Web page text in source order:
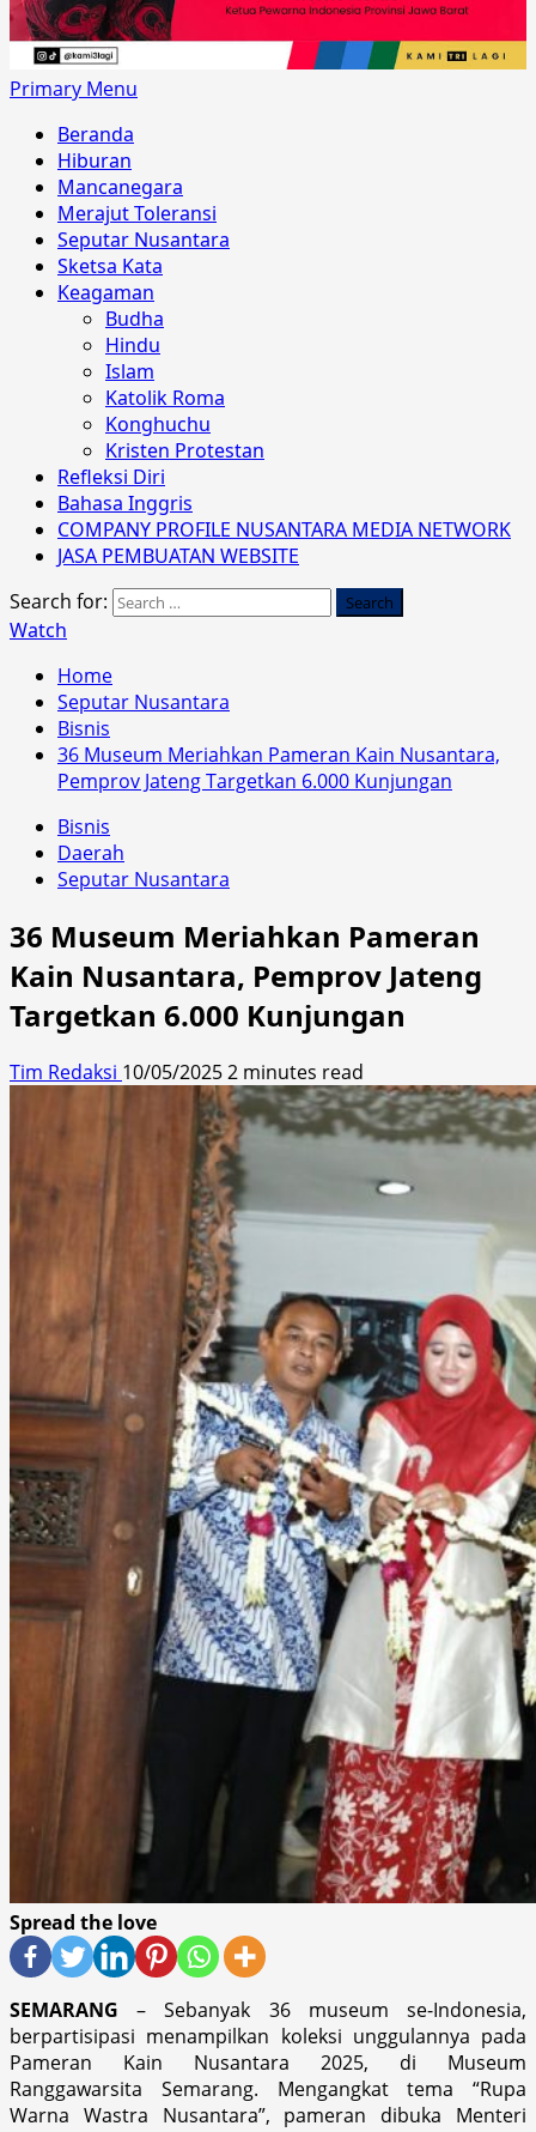
Primary Menu
Beranda
Hiburan
Mancanegara
Merajut Toleransi
Seputar Nusantara
Sketsa Kata
Keagaman
Budha
Hindu
Islam
Katolik Roma
Konghuchu
Kristen Protestan
Refleksi Diri
Bahasa Inggris
COMPANY PROFILE NUSANTARA MEDIA NETWORK
JASA PEMBUATAN WEBSITE
Search for:
Watch
Home
Seputar Nusantara
Bisnis
36 Museum Meriahkan Pameran Kain Nusantara,
Pemprov Jateng Targetkan 6.000 Kunjungan
Bisnis
Daerah
Seputar Nusantara
36 Museum Meriahkan Pameran
Kain Nusantara, Pemprov Jateng
Targetkan 6.000 Kunjungan
Tim Redaksi 10/05/20252 minutes read
Spread the love
SEMARANG – Sebanyak 36 museum se-Indonesia,
berpartisipasi menampilkan koleksi unggulannya pada
Pameran Kain Nusantara 2025, di Museum
Ranggawarsita Semarang. Mengangkat tema “Rupa
Warna Wastra Nusantara”, pameran dibuka Menteri